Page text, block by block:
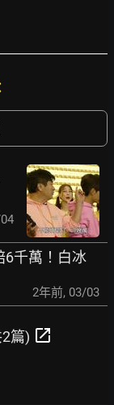
6千萬！白冰
2年前, 03/03
篇) open_in_new